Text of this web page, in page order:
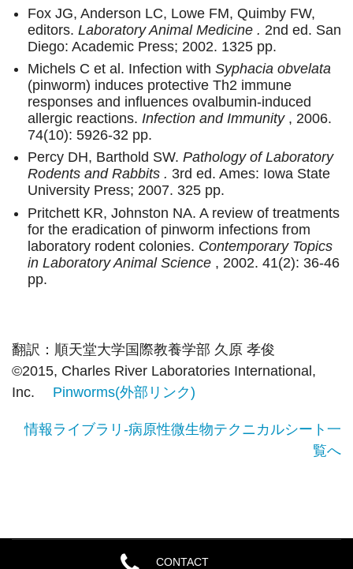
Fox JG, Anderson LC, Lowe FM, Quimby FW,
editors. Laboratory Animal Medicine . 2nd ed. San
Diego: Academic Press; 2002. 1325 pp.
Michels C et al. Infection with Syphacia obvelata
(pinworm) induces protective Th2 immune
responses and influences ovalbumin-induced
allergic reactions. Infection and Immunity, 2006.
74(10): 5926-32 pp.
Percy DH, Barthold SW. Pathology of Laboratory
Rodents and Rabbits . 3rd ed. Ames: Iowa State
University Press; 2007. 325 pp.
Pritchett KR, Johnston NA. A review of treatments
for the eradication of pinworm infections from
laboratory rodent colonies. Contemporary Topics
in Laboratory Animal Science , 2002. 41(2): 36-46
pp.
翻訳：順天堂大学国際教養学部 久原 孝俊
©2015, Charles River Laboratories International,
Inc. Pinworms(外部リンク)
情報ライブラリ-病原性微生物テクニカルシート一
覧へ
CONTACT